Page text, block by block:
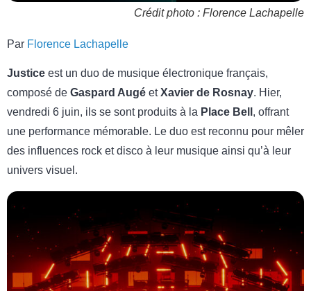
Crédit photo : Florence Lachapelle
Par Florence Lachapelle
Justice est un duo de musique électronique français,
composé de Gaspard Augé etXavier de Rosnay. Hier,
vendredi 6 juin, ils se sont produits à la Place Bell , offrant
une performance mémorable. Le duo est reconnu pour mêler
des influences rock et disco à leur musique ainsi qu’à leur
univers visuel.